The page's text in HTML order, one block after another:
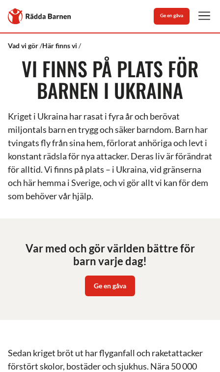
Till
Rädda
Barnens
Ge en gåva
Rädda
Vad vi gör Här finns vi
Ukraina
VI FINNS PÅ PLATS FÖR
BARNEN I UKRAINA
Kriget i Ukraina har rasat i fyra år och berövat
miljontals barn en trygg och säker barndom. Barn har
tvingats fly från sina hem, förlorat anhöriga och levt i
konstant rädsla för nya attacker. Deras liv är förändrat
för alltid. Vi finns på plats – i Ukraina, vid gränserna
och här hemma i Sverige, och vi gör allt vi kan för dem
som behöver vår hjälp.
Var med och gör världen bättre för
barn varje dag!
Ge en gåva
Sedan kriget bröt ut har flyganfall och raketattacker
förstört skolor, bostäder och sjukhus. Nära 50 000